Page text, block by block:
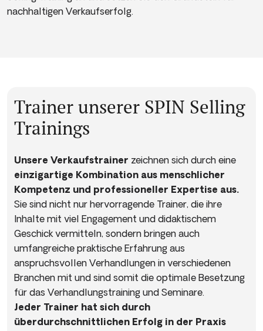
nachhaltigen Verkaufserfolg.
Trainer unserer SPIN Selling
Trainings
Unsere Verkaufstrainer zeichnen sich durch eine
einzigartige Kombination aus menschlicher
Kompetenz und professioneller Expertise aus.
Sie sind nicht nur hervorragende Trainer, die ihre
Inhalte mit viel Engagement und didaktischem
Geschick vermitteln, sondern bringen auch
umfangreiche praktische Erfahrung aus
anspruchsvollen Verhandlungen in verschiedenen
Branchen mit und sind somit die optimale Besetzung
für das Verhandlungstraining und Seminare.
Jeder Trainer hat sich durch
überdurchschnittlichen Erfolg in der Praxis